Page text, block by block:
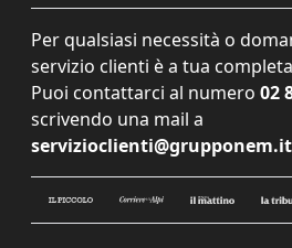
Per qualsiasi necessità o
servizio clienti è a tua
Puoi contattarci al numero 02
scrivendo una mail a
servizioclienti@grupponem.it